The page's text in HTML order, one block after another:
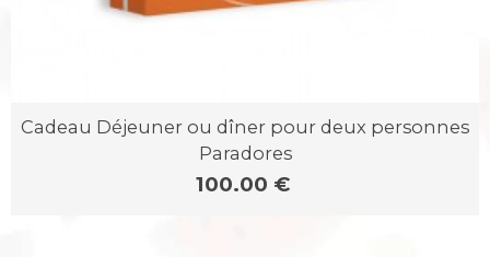
Cadeau Déjeuner ou dîner pour deux personnes
Paradores
100.00 €